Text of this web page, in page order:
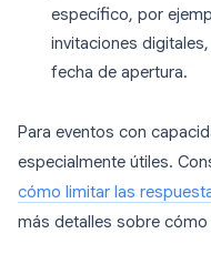
específico, por
invitaciones
fecha de apertura.
Para eventos con
especialmente útiles.
cómo limitar las
más detalles sobre